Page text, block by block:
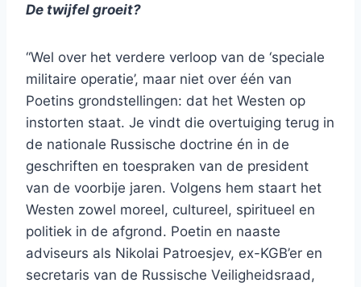
De twijfel groeit?
“Wel over het verdere verloop van de ‘speciale
militaire operatie’, maar niet over één van
Poetins grondstellingen: dat het Westen op
instorten staat. Je vindt die overtuiging terug in
de nationale Russische doctrine én in de
geschriften en toespraken van de president
van de voorbije jaren. Volgens hem staart het
Westen zowel moreel, cultureel, spiritueel en
politiek in de afgrond. Poetin en naaste
adviseurs als Nikolai Patroesjev, ex-KGB’er en
secretaris van de Russische Veiligheidsraad,